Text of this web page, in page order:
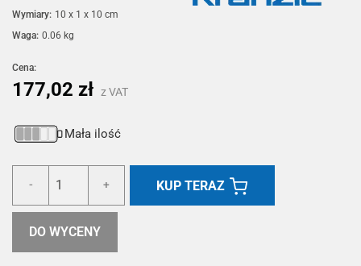
Wymiary: 10 x 1 x 10 cm
Waga: 0.06 kg
Cena:
177,02 zł z VAT
Mała ilość
- + KUP TERAZ
DO WYCENY